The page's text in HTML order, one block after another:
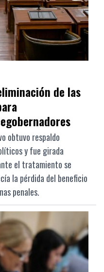
de las
obtuvo respaldo
y fue girada
el tratamiento se
la pérdida del beneficio
penales.